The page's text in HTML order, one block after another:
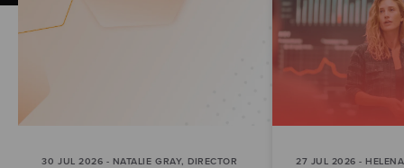
30 JUL 2026 - NATALIE GRAY, DIRECTOR
27 JUL 2026 -